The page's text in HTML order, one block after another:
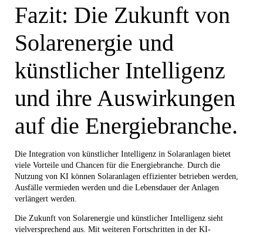
Fazit: Die Zukunft von
Solarenergie und
künstlicher Intelligenz
und ihre Auswirkungen
auf die Energiebranche.
Die Integration von künstlicher Intelligenz in Solaranlagen bietet
viele Vorteile und Chancen für die Energiebranche. Durch die
Nutzung von KI können Solaranlagen effizienter betrieben werden,
Ausfälle vermieden werden und die Lebensdauer der Anlagen
verlängert werden.
Die Zukunft von Solarenergie und künstlicher Intelligenz sieht
vielversprechend aus. Mit weiteren Fortschritten in der KI-